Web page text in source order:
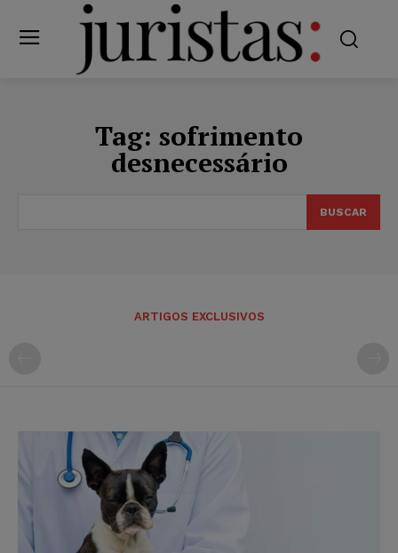
Tag: sofrimento
desnecessário
BUSCAR
ARTIGOS EXCLUSIVOS